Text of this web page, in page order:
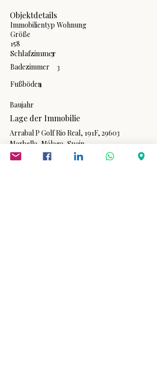
Objektdetails
Immobilientyp Wohnung
Größe
158
Schlafzimmer
3
Badezimmer
3
Fußböden
1
Baujahr
Lage der Immobilie
Arrabal P Golf Rio Real, 191F, 29603
Marbella, Málaga, Spain